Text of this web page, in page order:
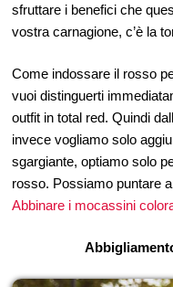
sfruttare i benefici che
vostra carnagione, c’è la
Come indossare il rosso
vuoi distinguerti
outfit in total red. Quindi
invece vogliamo solo
sgargiante, optiamo solo
rosso. Possiamo puntare
Abbinare i mocassini